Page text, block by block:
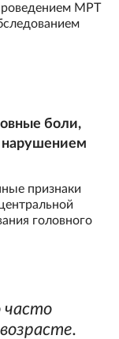
МРТ
боли,
признаки
головного
часто